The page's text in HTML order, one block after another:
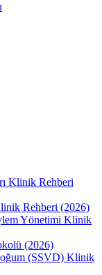
Klinik Rehberi
Rehberi (2026)
Yönetimi Klinik
(2026)
(SSVD) Klinik